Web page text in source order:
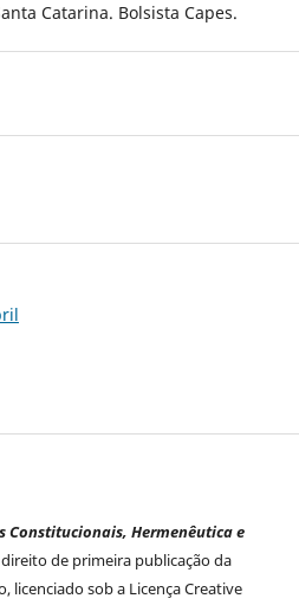
Catarina. Bolsista Capes.
Constitucionais, Hermenêutica e
de primeira publicação da
licenciado sob a Licença Creative